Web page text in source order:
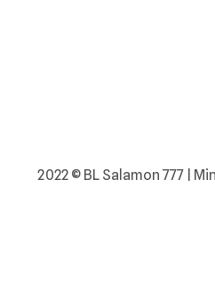
2022 © BL Salamon 777 |